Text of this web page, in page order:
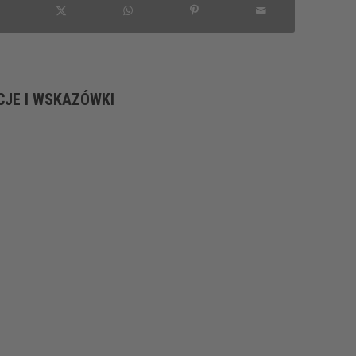
I WSKAZÓWKI